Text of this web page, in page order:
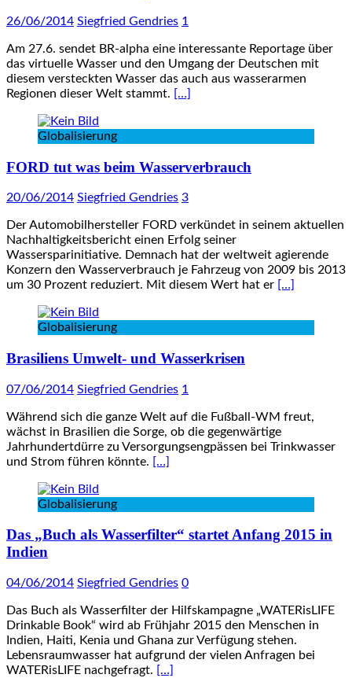
26/06/2014 Siegfried Gendries 1
Am 27.6. sendet BR-alpha eine interessante Reportage über
das virtuelle Wasser und den Umgang der Deutschen mit
diesem versteckten Wasser das auch aus wasserarmen
Regionen dieser Welt stammt. […]
Globalisierung
FORD tut was beim Wasserverbrauch
20/06/2014 Siegfried Gendries 3
Der Automobilhersteller FORD verkündet in seinem aktuellen
Nachhaltigkeitsbericht einen Erfolg seiner
Wassersparinitiative. Demnach hat der weltweit agierende
Konzern den Wasserverbrauch je Fahrzeug von 2009 bis 2013
um 30 Prozent reduziert. Mit diesem Wert hat er […]
Globalisierung
Brasiliens Umwelt- und Wasserkrisen
07/06/2014 Siegfried Gendries 1
Während sich die ganze Welt auf die Fußball-WM freut,
wächst in Brasilien die Sorge, ob die gegenwärtige
Jahrhundertdürre zu Versorgungsengpässen bei Trinkwasser
und Strom führen könnte. […]
Globalisierung
Das „Buch als Wasserfilter“ startet Anfang 2015 in
Indien
04/06/2014 Siegfried Gendries 0
Das Buch als Wasserfilter der Hilfskampagne „WATERisLIFE
Drinkable Book“ wird ab Frühjahr 2015 den Menschen in
Indien, Haiti, Kenia und Ghana zur Verfügung stehen.
Lebensraumwasser hat aufgrund der vielen Anfragen bei
WATERisLIFE nachgefragt. […]